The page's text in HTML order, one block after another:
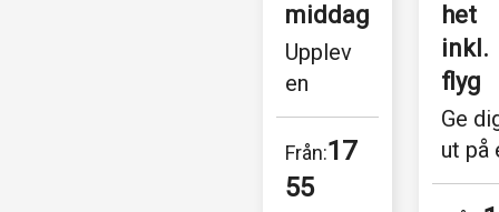
middag
Upplev
en
njutbar
paus
från
Från:17
55
het
inkl.
flyg
Ge
ut på